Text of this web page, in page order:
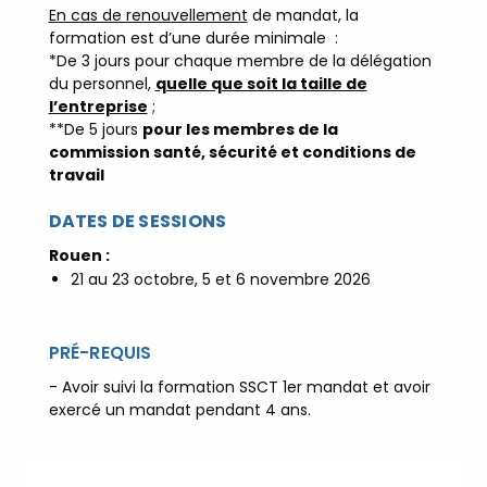
Prenez RDV :Notre équipe
commerciale est à votre écoute
|
ACCUEIL du
CEPPIC :02 35 59 44 00
Environnement Développement
Durable en alternance :
d’information
est à votre écoute
alternance : participez à nos
réunions d’information
En cas de renouvellement de mandat, la
formation est d’une durée minimale :
*De 3 jours pour chaque membre de la délégation
du personnel, quelle que soit la taille de
l’entreprise ;
**De 5 jours pour les membres de la
commission santé, sécurité et conditions de
travail
DATES DE SESSIONS
Rouen :
21 au 23 octobre, 5 et 6 novembre 2026
PRÉ-REQUIS
- Avoir suivi la formation SSCT 1er mandat et avoir
exercé un mandat pendant 4 ans.